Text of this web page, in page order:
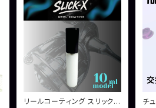
リールコーティング スリックエ
チ